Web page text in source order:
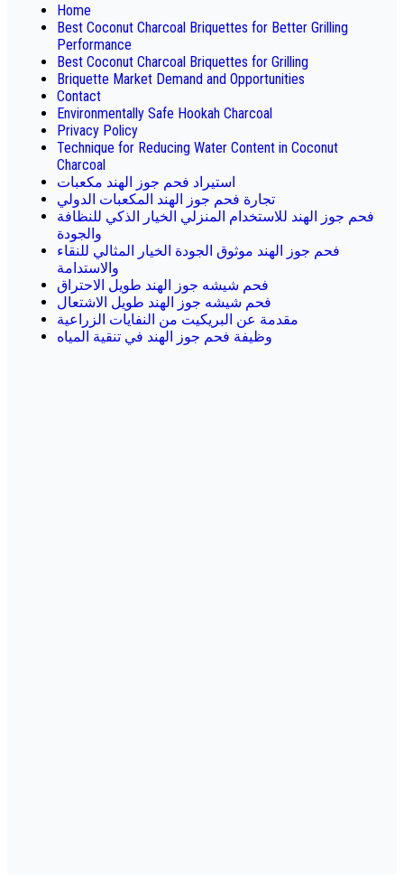
Home
Best Coconut Charcoal Briquettes for Better Grilling
Performance
Best Coconut Charcoal Briquettes for Grilling
Briquette Market Demand and Opportunities
Contact
Environmentally Safe Hookah Charcoal
Privacy Policy
Technique for Reducing Water Content in Coconut
Charcoal
استيراد فحم جوز الهند مكعبات
تجارة فحم جوز الهند المكعبات الدولي
فحم جوز الهند للاستخدام المنزلي الخيار الذكي للنظافة
والجودة
فحم جوز الهند موثوق الجودة الخيار المثالي للنقاء
والاستدامة
فحم شيشه جوز الهند طويل الاحتراق
فحم شيشه جوز الهند طويل الاشتعال
مقدمة عن البريكيت من النفايات الزراعية
وظيفة فحم جوز الهند في تنقية المياه